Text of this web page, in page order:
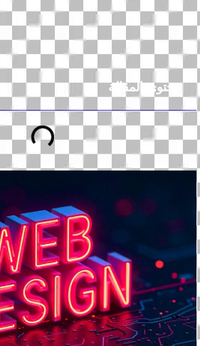
محتوى المقالة